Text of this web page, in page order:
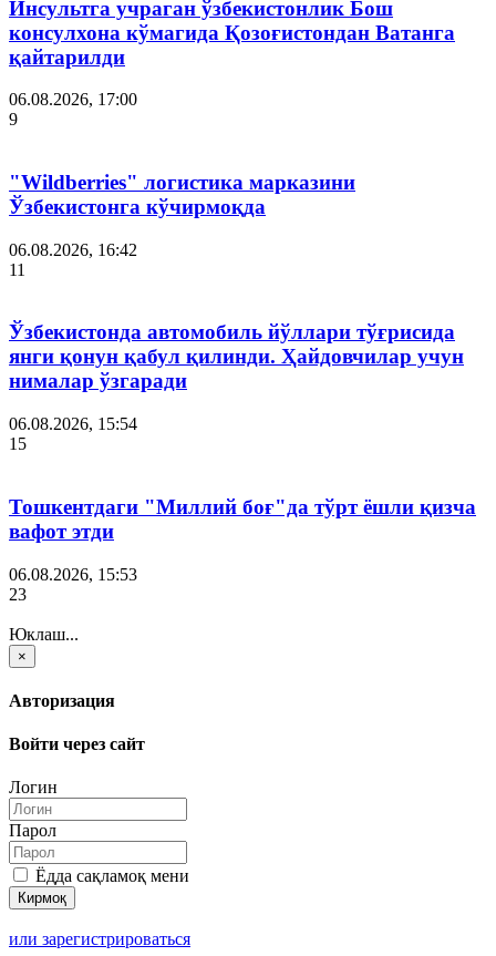
Инсультга учраган ўзбекистонлик Бош
консулхона кўмагида Қозоғистондан Ватанга
қайтарилди
06.08.2026, 17:00
9
"Wildberries" логистика марказини
Ўзбекистонга кўчирмоқда
06.08.2026, 16:42
11
Ўзбекистонда автомобиль йўллари тўғрисида
янги қонун қабул қилинди. Ҳайдовчилар учун
нималар ўзгаради
06.08.2026, 15:54
15
Тошкентдаги "Миллий боғ"да тўрт ёшли қизча
вафот этди
06.08.2026, 15:53
23
Юклаш...
×
Авторизация
Войти через сайт
Логин
Парол
Ёдда сақламоқ мени
или зарегистрироваться